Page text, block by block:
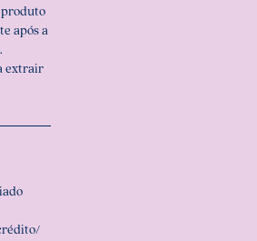
produto
após a
extrair